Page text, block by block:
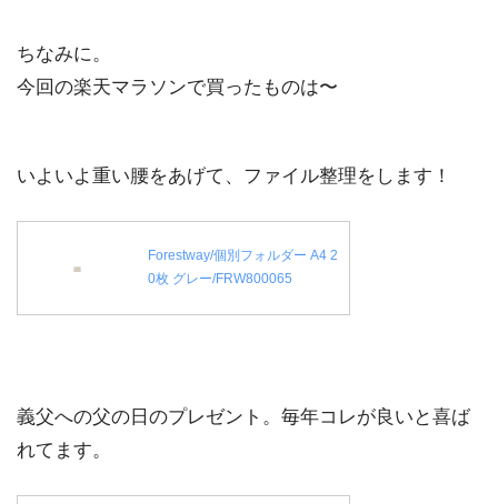
ちなみに。
今回の楽天マラソンで買ったものは〜
いよいよ重い腰をあげて、ファイル整理をします！
Forestway/個別フォルダー A4 2
0枚 グレー/FRW800065
義父への父の日のプレゼント。毎年コレが良いと喜ば
れてます。